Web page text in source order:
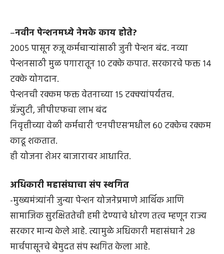
–नवीन पेन्शनमध्ये नेमके काय होते?
२००५ पासून रुजू कर्मचाऱ्यांसाठी जुनी पेन्शन बंद. नव्या
पेन्शनसाठी मुळ पगारातून १० टक्के कपात. सरकारचे फक्त १४
टक्के योगदान.
पेन्शनची रक्कम फक्त वेतनाच्या १५ टक्क्यांपर्यंतच.
ग्रॅज्युटी, जीपीएफचा लाभ बंद
निवृत्तीच्या वेळी कर्मचारी ‘एनपीएस’मधील ६० टक्केच रक्कम
काढू शकतात.
ही योजना शेअर बाजारावर आधारित.
अधिकारी महासंघाचा संप स्थगित
-मुख्यमंत्र्यांनी जुन्या पेन्शन योजनेप्रमाणे आर्थिक आणि
सामाजिक सुरक्षिततेची हमी देण्याचे धोरण तत्व म्हणून राज्य
सरकार मान्य केले आहे. त्यामुळे अधिकारी महासंघाने २८
मार्चपासूनचे बेमुदत संप स्थगित केला आहे.